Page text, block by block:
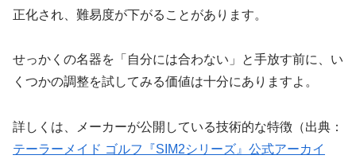
正化され、難易度が下がることがあります。
せっかくの名器を「自分には合わない」と手放す前に、い
くつかの調整を試してみる価値は十分にありますよ。
詳しくは、メーカーが公開している技術的な特徴（出典：
テーラーメイド ゴルフ『SIM2シリーズ』公式アーカイ